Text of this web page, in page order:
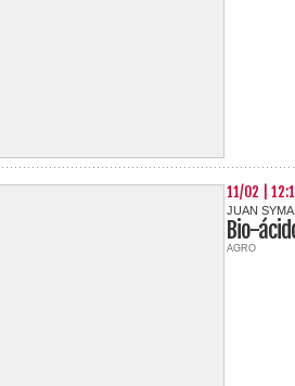
11/02 |
JUAN
Bio-
AGRO